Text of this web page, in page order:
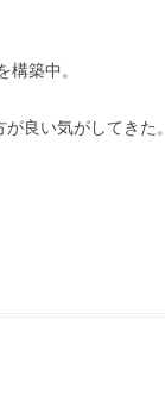
築中。
良い気がしてきた。